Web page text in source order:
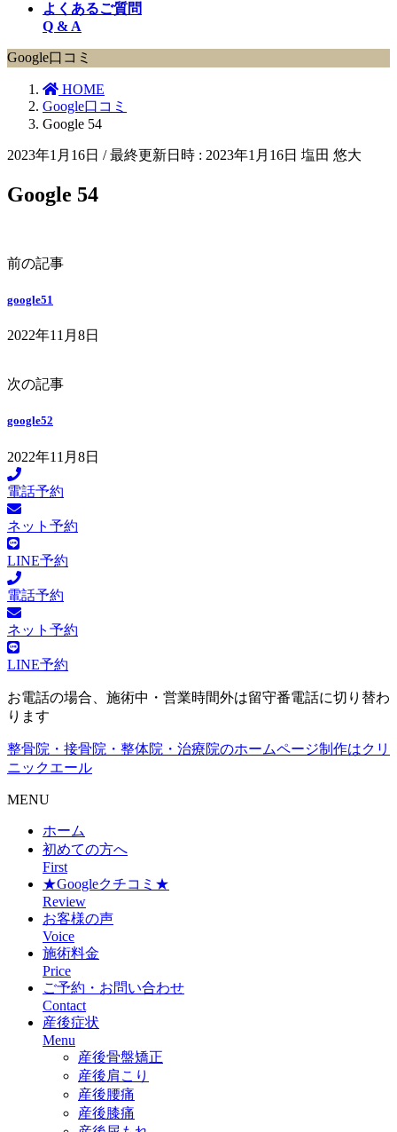
よくあるご質問
Q & A
Google口コミ
HOME
Google口コミ
Google 54
2023年1月16日 / 最終更新日時 : 2023年1月16日 塩田 悠大
Google 54
前の記事
google51
2022年11月8日
次の記事
google52
2022年11月8日
電話予約
ネット予約
LINE予約
電話予約
ネット予約
LINE予約
お電話の場合、施術中・営業時間外は留守番電話に切り替わ
ります
整骨院・接骨院・整体院・治療院のホームページ制作はクリ
ニックエール
MENU
ホーム
初めての方へ
First
★Googleクチコミ★
Review
お客様の声
Voice
施術料金
Price
ご予約・お問い合わせ
Contact
産後症状
Menu
産後骨盤矯正
産後肩こり
産後腰痛
産後膝痛